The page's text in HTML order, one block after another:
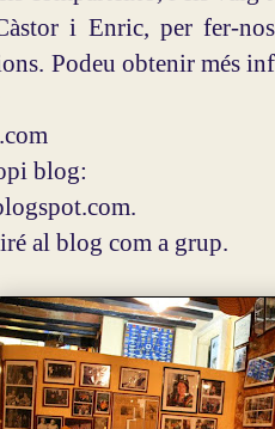
i Enric, per fer-
Podeu obtenir més
blog:
al blog com a grup.